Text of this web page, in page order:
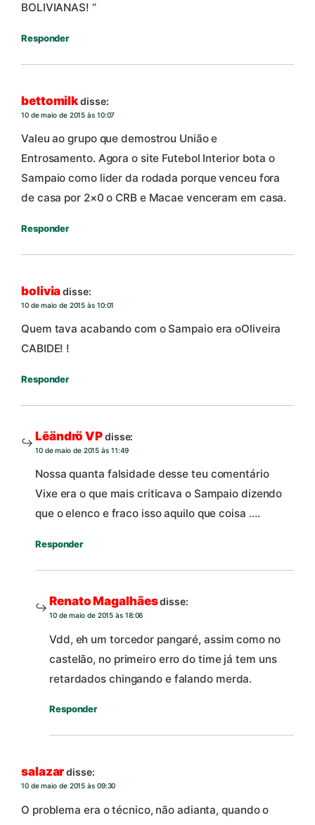
BOLIVIANAS! “
Responder
bettomilkdisse:
10 de maio de 2015 às 10:07
Valeu ao grupo que demostrou União e
Entrosamento. Agora o site Futebol Interior bota o
Sampaio como lider da rodada porque venceu fora
de casa por 2×0 o CRB e Macae venceram em casa.
Responder
boliviadisse:
10 de maio de 2015 às 10:01
Quem tava acabando com o Sampaio era oOliveira
CABIDE! !
Responder
Lēändrö VPdisse:
10 de maio de 2015 às 11:49
Nossa quanta falsidade desse teu comentário
Vixe era o que mais criticava o Sampaio dizendo
que o elenco e fraco isso aquilo que coisa ….
Responder
Renato Magalhãesdisse:
10 de maio de 2015 às 18:06
Vdd, eh um torcedor pangaré, assim como no
castelão, no primeiro erro do time já tem uns
retardados chingando e falando merda.
Responder
salazardisse:
10 de maio de 2015 às 09:30
O problema era o técnico, não adianta, quando o